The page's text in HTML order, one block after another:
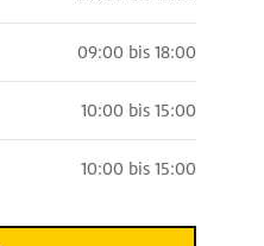
09:00 bis 18:00
10:00 bis 15:00
10:00 bis 15:00